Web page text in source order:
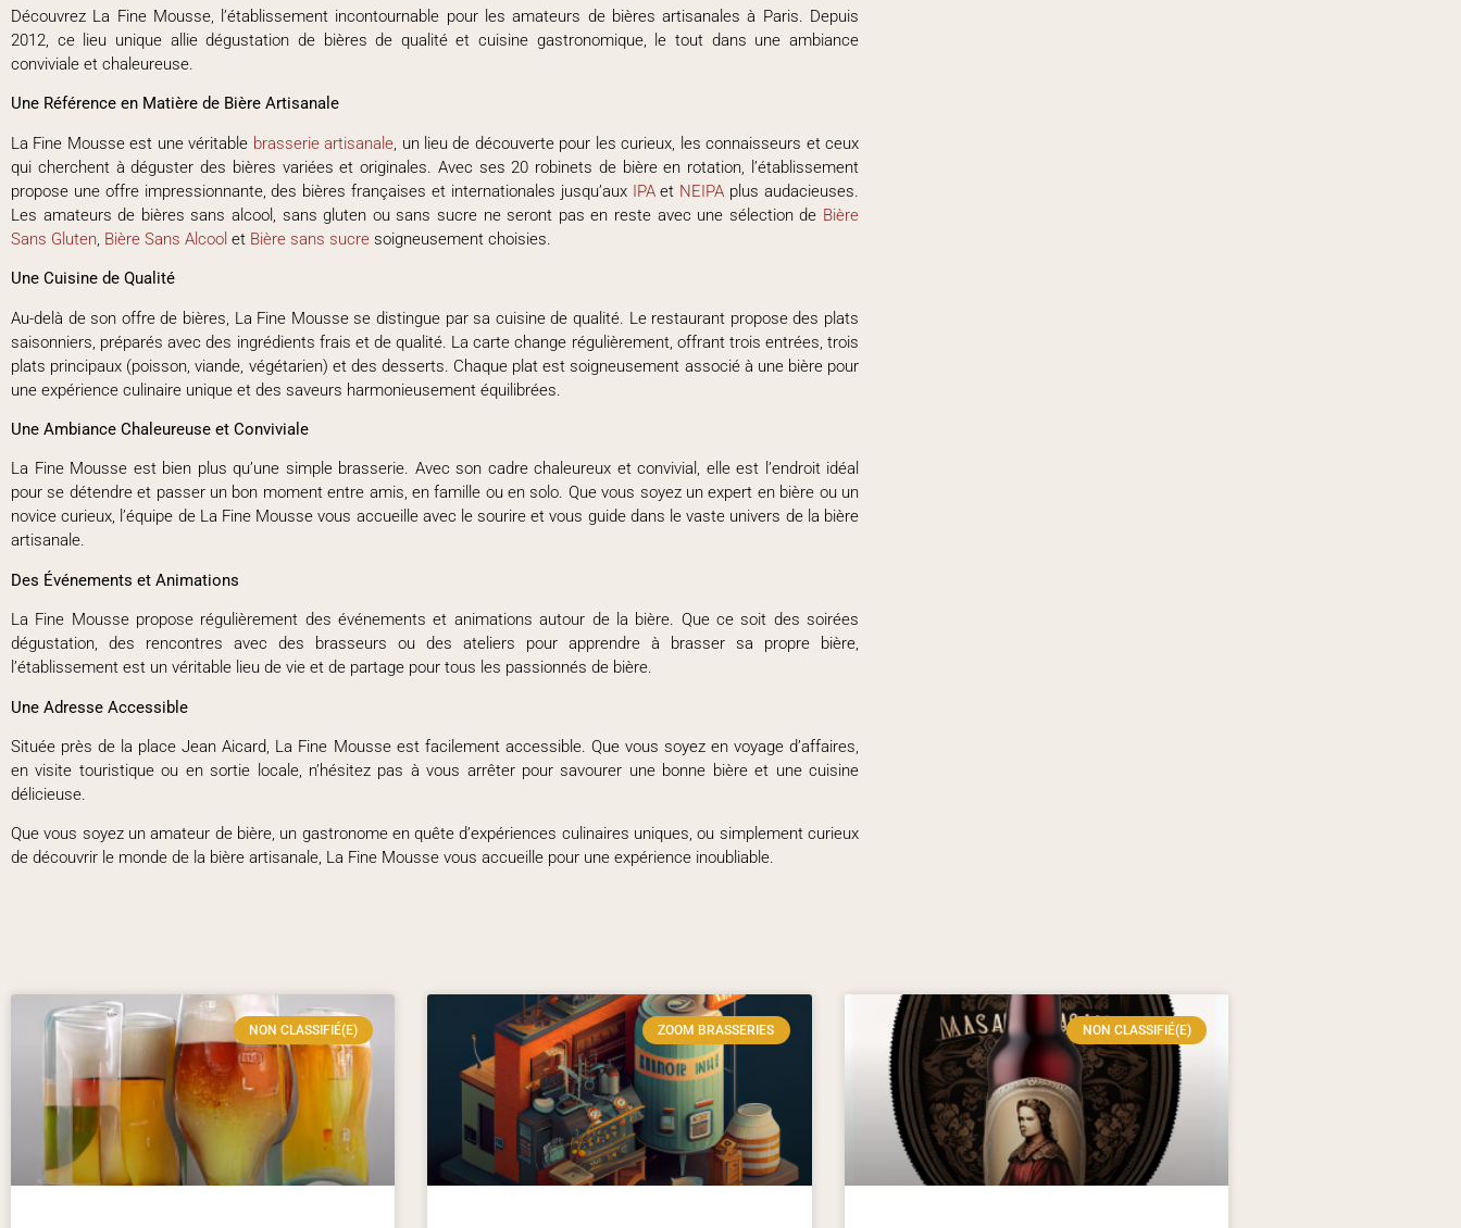
Découvrez La Fine Mousse, l’établissement incontournable pour les amateurs de bières artisanales à Paris. Depuis
2012, ce lieu unique allie dégustation de bières de qualité et cuisine gastronomique, le tout dans une ambiance
conviviale et chaleureuse.
Une Référence en Matière de Bière Artisanale
La Fine Mousse est une véritable brasserie artisanale, un lieu de découverte pour les curieux, les connaisseurs et ceux
qui cherchent à déguster des bières variées et originales. Avec ses 20 robinets de bière en rotation, l’établissement
propose une offre impressionnante, des bières françaises et internationales jusqu’aux IPAet NEIPA plus audacieuses.
Les amateurs de bières sans alcool, sans gluten ou sans sucre ne seront pas en reste avec une sélection de Bière
Sans Gluten, Bière Sans Alcool et Bière sans sucre soigneusement choisies.
Une Cuisine de Qualité
Au-delà de son offre de bières, La Fine Mousse se distingue par sa cuisine de qualité. Le restaurant propose des plats
saisonniers, préparés avec des ingrédients frais et de qualité. La carte change régulièrement, offrant trois entrées, trois
plats principaux (poisson, viande, végétarien) et des desserts. Chaque plat est soigneusement associé à une bière pour
une expérience culinaire unique et des saveurs harmonieusement équilibrées.
Une Ambiance Chaleureuse et Conviviale
La Fine Mousse est bien plus qu’une simple brasserie. Avec son cadre chaleureux et convivial, elle est l’endroit idéal
pour se détendre et passer un bon moment entre amis, en famille ou en solo. Que vous soyez un expert en bière ou un
novice curieux, l’équipe de La Fine Mousse vous accueille avec le sourire et vous guide dans le vaste univers de la bière
artisanale.
Des Événements et Animations
La Fine Mousse propose régulièrement des événements et animations autour de la bière. Que ce soit des soirées
dégustation, des rencontres avec des brasseurs ou des ateliers pour apprendre à brasser sa propre bière,
l’établissement est un véritable lieu de vie et de partage pour tous les passionnés de bière.
Une Adresse Accessible
Située près de la place Jean Aicard, La Fine Mousse est facilement accessible. Que vous soyez en voyage d’affaires,
en visite touristique ou en sortie locale, n’hésitez pas à vous arrêter pour savourer une bonne bière et une cuisine
délicieuse.
Que vous soyez un amateur de bière, un gastronome en quête d’expériences culinaires uniques, ou simplement curieux
de découvrir le monde de la bière artisanale, La Fine Mousse vous accueille pour une expérience inoubliable.
NON CLASSIFIÉ(E) ZOOM BRASSERIES NON CLASSIFIÉ(E)